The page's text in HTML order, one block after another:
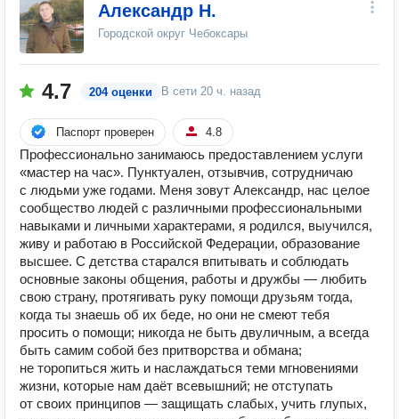
Александр Н.
Городской округ Чебоксары
4.7 204 оценки В сети 20 ч. назад
Паспорт проверен 4.8
Профессионально занимаюсь предоставлением услуги
«мастер на час». Пунктуален, отзывчив, сотрудничаю
с людьми уже годами. Меня зовут Александр, нас целое
сообщество людей с различными профессиональными
навыками и личными характерами, я родился, выучился,
живу и работаю в Российской Федерации, образование
высшее. С детства старался впитывать и соблюдать
основные законы общения, работы и дружбы — любить
свою страну, протягивать руку помощи друзьям тогда,
когда ты знаешь об их беде, но они не смеют тебя
просить о помощи; никогда не быть двуличным, а всегда
быть самим собой без притворства и обмана;
не торопиться жить и наслаждаться теми мгновениями
жизни, которые нам даёт всевышний; не отступать
от своих принципов — защищать слабых, учить глупых,